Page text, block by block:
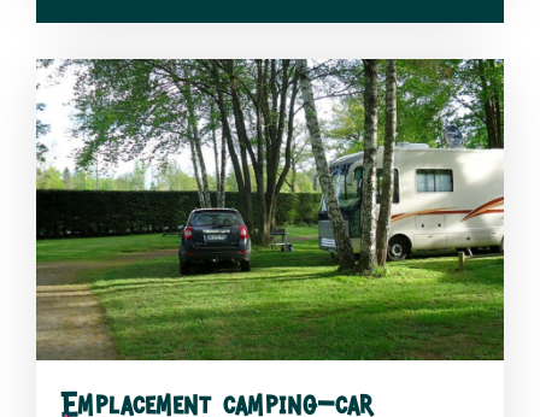
Emplacement camping-car